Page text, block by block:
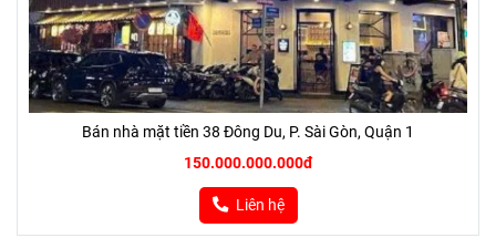
Bán nhà mặt tiền 38 Đông Du, P. Sài Gòn, Quận 1
150.000.000.000đ
Liên hệ